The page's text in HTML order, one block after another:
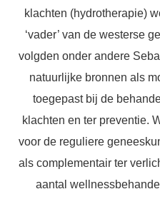
klachten (hydrotherapie)
‘vader’ van de westerse
volgden onder andere
natuurlijke bronnen als
toegepast bij de
klachten en ter preventie.
voor de reguliere
als complementair ter
aantal